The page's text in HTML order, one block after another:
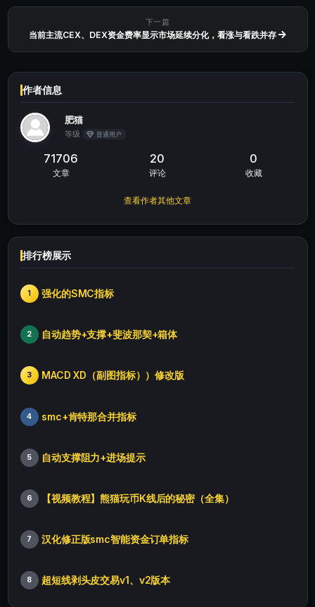
下一篇
当前主流CEX、DEX资金费率显示市场延续分化，看涨与看跌并存
作者信息
肥猫
等级 普通用户
71706
文章
20
评论
0
收藏
查看作者其他文章
排行榜展示
1 强化的SMC指标
2 自动趋势+支撑+斐波那契+箱体
3 MACD XD（副图指标））修改版
4 smc+肯特那合并指标
5 自动支撑阻力+进场提示
6 【视频教程】熊猫玩币K线后的秘密（全集）
7 汉化修正版smc智能资金订单指标
8 超短线剥头皮交易v1、v2版本